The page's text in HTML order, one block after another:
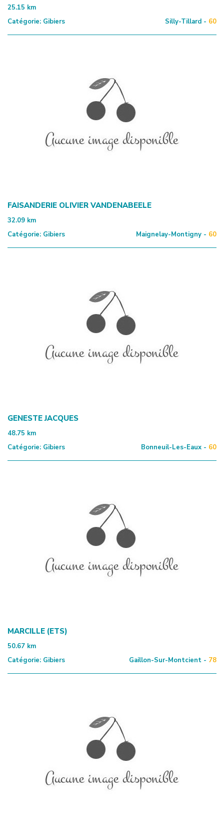
25.15 km
Catégorie: Gibiers Silly-Tillard - 60
FAISANDERIE OLIVIER VANDENABEELE
32.09 km
Catégorie: Gibiers Maignelay-Montigny - 60
GENESTE JACQUES
48.75 km
Catégorie: Gibiers Bonneuil-Les-Eaux - 60
MARCILLE (ETS)
50.67 km
Catégorie: Gibiers Gaillon-Sur-Montcient - 78